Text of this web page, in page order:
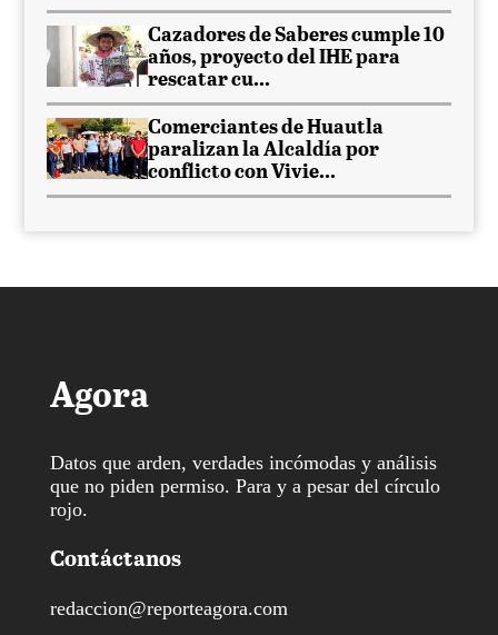
Cazadores de Saberes cumple 10
años, proyecto del IHE para
rescatar cu...
Comerciantes de Huautla
paralizan la Alcaldía por
conflicto con Vivie...
Agora
Datos que arden, verdades incómodas y análisis
que no piden permiso. Para y a pesar del círculo
rojo.
Contáctanos
redaccion@reporteagora.com